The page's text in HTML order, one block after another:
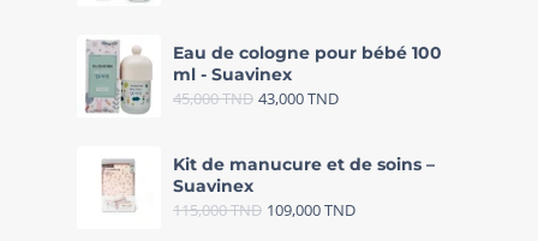
Eau de cologne pour bébé 100
ml - Suavinex
45,000TND 43,000TND
Kit de manucure et de soins –
Suavinex
115,000TND 109,000TND